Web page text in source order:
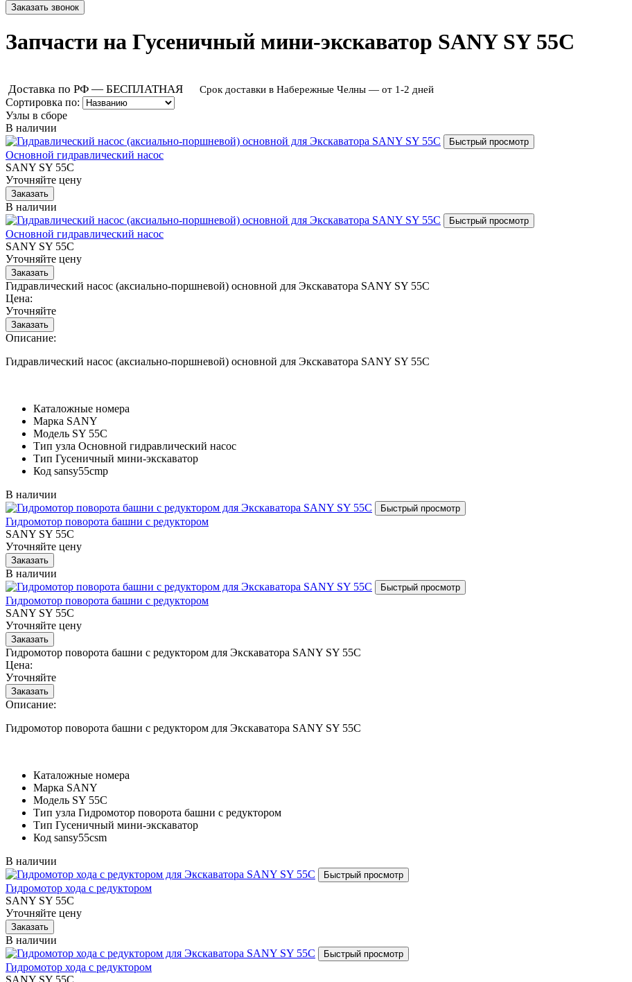
Запчасти на Гусеничный мини-экскаватор SANY SY 55C
Доставка по РФ — БЕСПЛАТНАЯ Срок доставки в Набережные Челны — от 1-2 дней
Сортировка по:
Узлы в сборе
В наличии
Основной гидравлический насос
SANY SY 55C
Уточняйте цену
В наличии
Основной гидравлический насос
SANY SY 55C
Уточняйте цену
Гидравлический насос (аксиально-поршневой) основной для Экскаватора SANY SY 55C
Цена:
Уточняйте
Описание:
Гидравлический насос (аксиально-поршневой) основной для Экскаватора SANY SY 55C
Каталожные номера
Марка SANY
Модель SY 55C
Тип узла Основной гидравлический насос
Тип Гусеничный мини-экскаватор
Код sansy55cmp
В наличии
Гидромотор поворота башни с редуктором
SANY SY 55C
Уточняйте цену
В наличии
Гидромотор поворота башни с редуктором
SANY SY 55C
Уточняйте цену
Гидромотор поворота башни с редуктором для Экскаватора SANY SY 55C
Цена:
Уточняйте
Описание:
Гидромотор поворота башни с редуктором для Экскаватора SANY SY 55C
Каталожные номера
Марка SANY
Модель SY 55C
Тип узла Гидромотор поворота башни с редуктором
Тип Гусеничный мини-экскаватор
Код sansy55csm
В наличии
Гидромотор хода с редуктором
SANY SY 55C
Уточняйте цену
В наличии
Гидромотор хода с редуктором
SANY SY 55C